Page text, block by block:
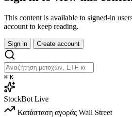
This content is available to signed-in
account to keep reading.
Sign in Create account
⌘ K
StockBot Live
Κατάσταση αγοράς Wall Street